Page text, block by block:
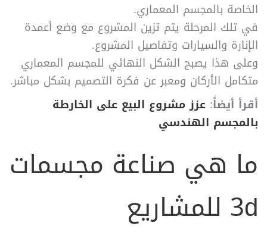
الخاصة بالمجسم المعماري.
في تلك المرحلة يتم تزين المشروع مع وضع أعمدة
الإنارة والسيارات وتفاصيل المشروع.
وعلى هذا يصبح الشكل النهائي للمجسم المعماري
متكامل الأركان ومعبر عن فكرة التصميم بشكل مباشر.
أقرأ أيضاً: عزز مشروع البيع على الخارطة
بالمجسم الهندسي
ما هي صناعة مجسمات
3d للمشاريع